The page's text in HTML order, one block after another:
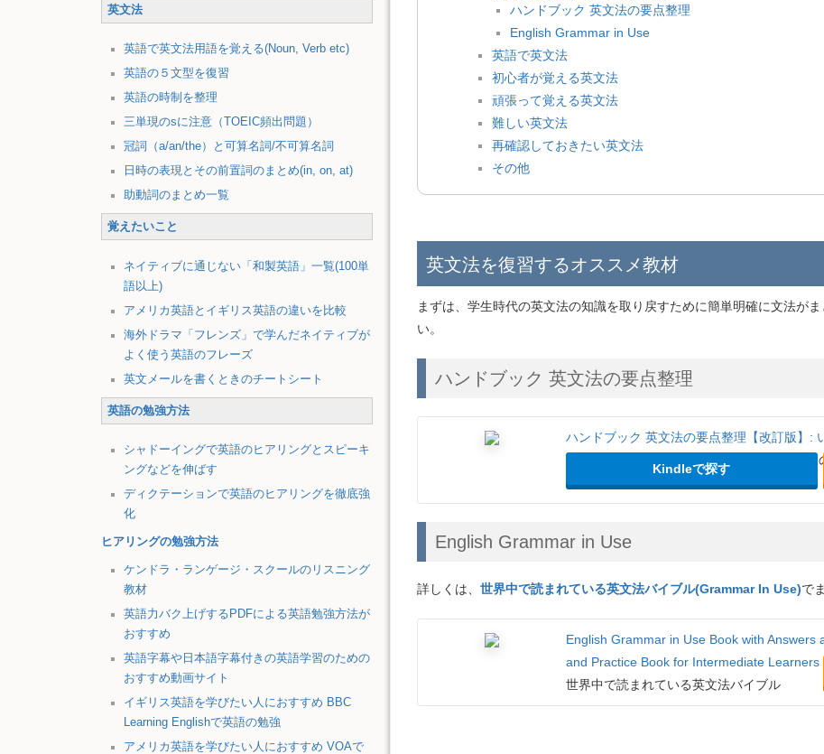
英文法
英語で英文法用語を覚える(Noun, Verb etc)
英語の５文型を復習
英語の時制を整理
三単現のsに注意（TOEIC頻出問題）
冠詞（a/an/the）と可算名詞/不可算名詞
日時の表現とその前置詞のまとめ(in, on, at)
助動詞のまとめ一覧
覚えたいこと
ネイティブに通じない「和製英語」一覧(100単
語以上)
アメリカ英語とイギリス英語の違いを比較
海外ドラマ「フレンズ」で学んだネイティブが
よく使う英語のフレーズ
英文メールを書くときのチートシート
英語の勉強方法
シャドーイングで英語のヒアリングとスピーキ
ングなどを伸ばす
ディクテーションで英語のヒアリングを徹底強
化
ヒアリングの勉強方法
ケンドラ・ランゲージ・スクールのリスニング
教材
英語力バク上げするPDFによる英語勉強方法が
おすすめ
英語字幕や日本語字幕付きの英語学習のための
おすすめ動画サイト
イギリス英語を学びたい人におすすめ BBC
Learning Englishで英語の勉強
アメリカ英語を学びたい人におすすめ VOAで
ハンドブック 英文法の要点整理
English Grammar in Use
英語で英文法
初心者が覚える英文法
頑張って覚える英文法
難しい英文法
再確認しておきたい英文法
その他
英文法を復習するオススメ教材
まずは、学生時代の英文法の知識を取り戻すために簡単明確に文法が
い。
ハンドブック 英文法の要点整理
ハンドブック 英文法の要点整理【改訂版】:
英文法を簡潔に、しかも網羅的にのってい
ば文法の基礎はＯＫだと思います。
Kindleで探す
English Grammar in Use
詳しくは、 世界中で読まれている英文法バイブル(Grammar In Use)で
English Grammar in Use Book with
and Practice Book for Intermediate Learners
世界中で読まれている英文法バイブル